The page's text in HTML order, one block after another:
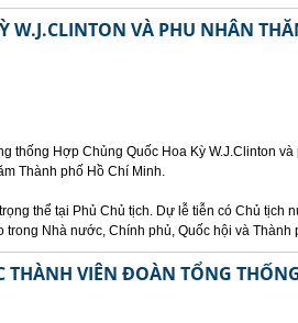
W.J.CLINTON VÀ PHU NHÂN
thống Hợp Chủng Quốc Hoa Kỳ W.J.Clinton
Thành phố Hồ Chí Minh.
thể tại Phủ Chủ tịch. Dự lễ tiễn có Chủ tịch
trong Nhà nước, Chính phủ, Quốc hội và Thành
THÀNH VIÊN ĐOÀN TỔNG